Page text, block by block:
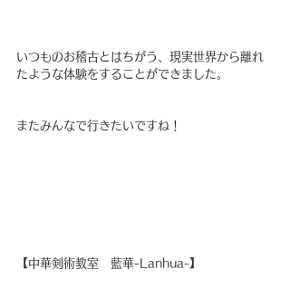
いつものお稽古とはちがう、現実世界から離れ
たような体験をすることができました。
またみんなで行きたいですね！
【中華剣術教室　藍華-Lanhua-】